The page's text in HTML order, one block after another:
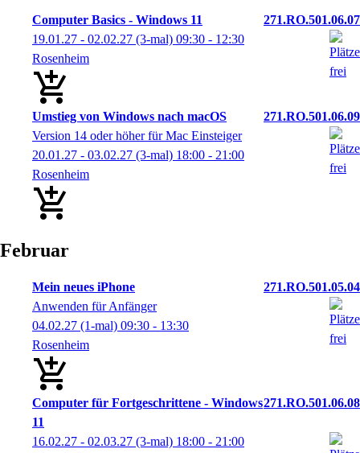
Computer Basics - Windows 11
271.RO.501.06.07
19.01.27 - 02.02.27 (3-mal) 09:30 - 12:30
Rosenheim
Umstieg von Windows nach macOS
271.RO.501.06.09
Version 14 oder höher für Mac Einsteiger
20.01.27 - 03.02.27 (3-mal) 18:00 - 21:00
Rosenheim
Februar
Mein neues iPhone
271.RO.501.05.04
Anwenden für Anfänger
04.02.27 (1-mal) 09:30 - 13:30
Rosenheim
Computer für Fortgeschrittene - Windows
11
271.RO.501.06.08
16.02.27 - 02.03.27 (3-mal) 18:00 - 21:00